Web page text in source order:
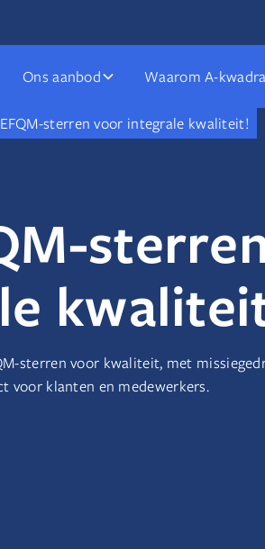
Ons aanbod Waarom A-
sterren voor integrale kwaliteit!
sterren voor kwaliteit, met
voor klanten en medewerkers.